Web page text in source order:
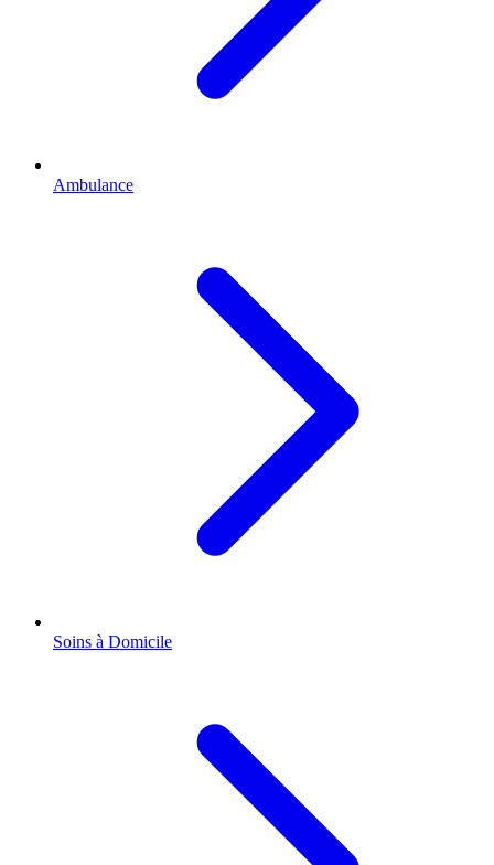
Ambulance
Soins à Domicile